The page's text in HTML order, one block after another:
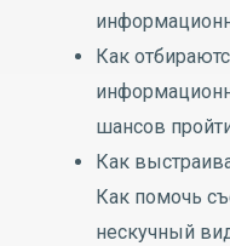
Как
шансов
Как
Как помочь
нескучный